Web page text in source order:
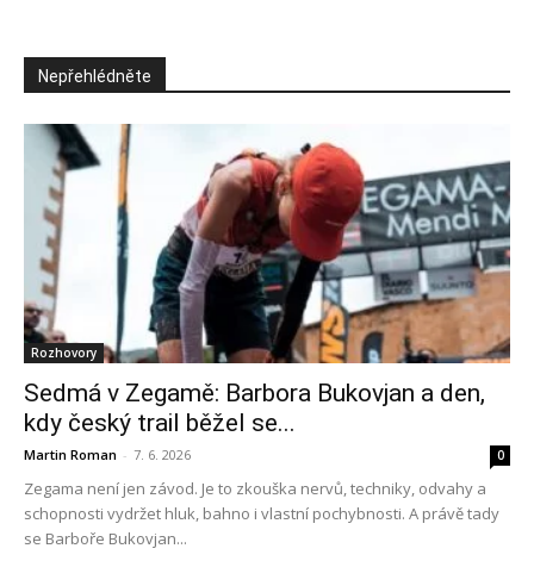
Nepřehlédněte
Rozhovory
Sedmá v Zegamě: Barbora Bukovjan a den,
kdy český trail běžel se...
Martin Roman - 7. 6. 2026 0
Zegama není jen závod. Je to zkouška nervů, techniky, odvahy a
schopnosti vydržet hluk, bahno i vlastní pochybnosti. A právě tady
se Barboře Bukovjan...